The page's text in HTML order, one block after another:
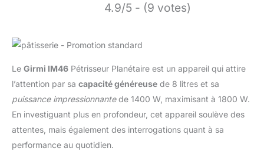
4.9/5 - (9 votes)
Le Girmi IM46 Pétrisseur Planétaire est un appareil qui attire
l’attention par sa capacité généreuse de 8 litres et sa
puissance impressionnantede 1400 W, maximisant à 1800 W.
En investiguant plus en profondeur, cet appareil soulève des
attentes, mais également des interrogations quant à sa
performance au quotidien.